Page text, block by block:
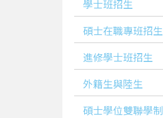
學士班招生
碩士在職專班招生
進修學士班招生
外籍生與陸生
碩士學位雙聯學制